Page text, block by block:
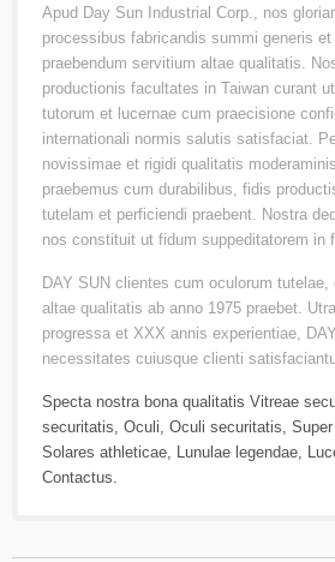
Apud Day Sun Industrial Corp., nos
processibus fabricandis summi generis et
praebendum servitium altae qualitatis.
productionis facultates in Taiwan curant
tutorum et lucernae cum praecisione
internationali normis salutis satisfaciat.
novissimae et rigidi qualitatis
praebemus cum durabilibus, fidis
tutelam et perficiendi praebent. Nostra
nos constituit ut fidum suppeditatorem in
DAY SUN clientes cum oculorum
altae qualitatis ab anno 1975 praebet.
progressa et XXX annis experientiae,
necessitates cuiusque clienti
Specta nostra bona qualitatis Vitreae
securitatis, Oculi, Oculi securitatis,
Solares athleticae, Lunulae legendae,
Contactus.